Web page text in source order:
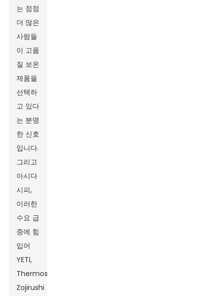
는 점점
더 많은
사람들
이 고품
질 보온
제품을
선택하
고 있다
는 분명
한 신호
입니다.
그리고
아시다
시피,
이러한
수요 급
증에 힘
입어
YETI,
Thermos,
Zojirushi